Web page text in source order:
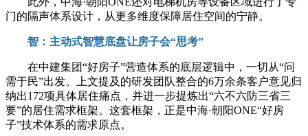
门的隔声体系设计，从更多维度保障居住空间的宁静。
智：主动式智慧底盘让房子会“思考”
在中建集团“好房子”营造体系的底层逻辑中，一切从“问
需于民”出发。上文提及的研发团队整合的6万余条客户意见归
纳出172项具体居住痛点，并进一步提炼出“六不六防三省三
要”的居住需求框架。这套框架，正是中海·朝阳ONE“好房
子”技术体系的需求原点。